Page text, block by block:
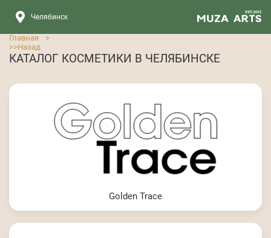
Челябинск
Главная
>
>>Назад
КАТАЛОГ КОСМЕТИКИ В ЧЕЛЯБИНСКЕ
Golden Trace